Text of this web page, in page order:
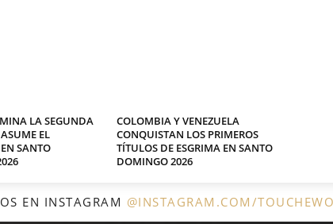
LA SEGUNDA
EL
SANTO
COLOMBIA Y VENEZUELA
CONQUISTAN LOS PRIMEROS
TÍTULOS DE ESGRIMA EN SANTO
DOMINGO 2026
EN INSTAGRAM @INSTAGRAM.COM/